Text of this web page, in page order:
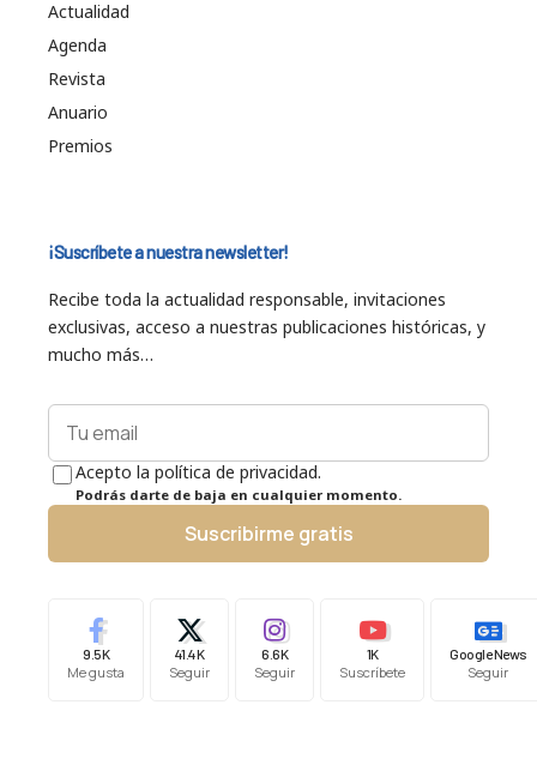
Actualidad
Agenda
Revista
Anuario
Premios
¡Suscríbete a nuestra newsletter!
Recibe toda la actualidad responsable, invitaciones
exclusivas, acceso a nuestras publicaciones históricas, y
mucho más…
Acepto la política de privacidad.
Podrás darte de baja en cualquier momento.
Suscribirme gratis
9.5K
Me gusta
41.4K
Seguir
6.6K
Seguir
1K
Suscríbete
Google News
Seguir